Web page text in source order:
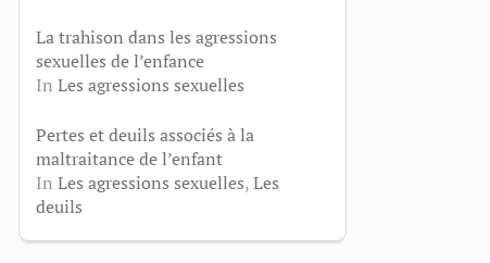
La trahison dans les agressions
sexuelles de l’enfance
In Les agressions sexuelles
Pertes et deuils associés à la
maltraitance de l’enfant
In Les agressions sexuelles,Les
deuils